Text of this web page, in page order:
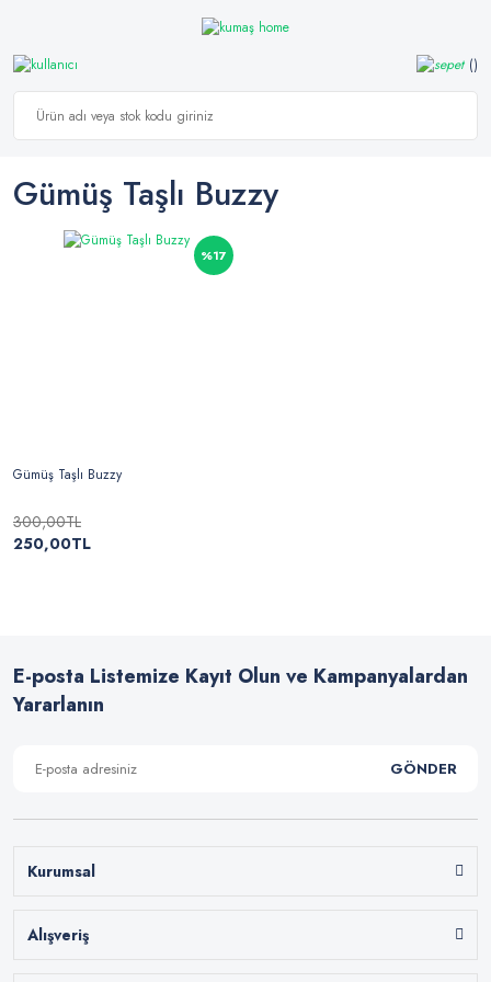
Gümüş Taşlı Buzzy
%17
Gümüş Taşlı Buzzy
300,00TL
250,00TL
E-posta Listemize Kayıt Olun ve Kampanyalardan
Yararlanın
GÖNDER
Kurumsal
Alışveriş